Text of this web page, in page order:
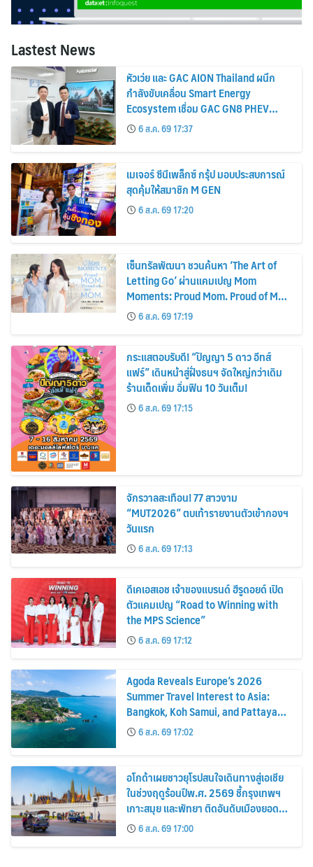
Lastest News
หัวเว่ย และ GAC AION Thailand ผนึก
กำลังขับเคลื่อน Smart Energy
Ecosystem เชื่อม GAC GN8 PHEV
รถยนต์ MPV ระดับพรีเมียม เข้ากับ
พลังงานแสงอาทิตย์ภายในบ้าน
6 ส.ค. 69 17:37
เมเจอร์ ซีนีเพล็กซ์ กรุ้ป มอบประสบการณ์
สุดคุ้มให้สมาชิก M GEN
6 ส.ค. 69 17:20
เซ็นทรัลพัฒนา ชวนค้นหา ‘The Art of
Letting Go’ ผ่านแคมเปญ Mom
Moments: Proud Mom. Proud of My
Mom.6 ส.ค. 69 17:19
กระแสตอบรับดี! “ปัญญา 5 ดาว อีทส์
แฟร์” เดินหน้าสู่ฝั่งธนฯ จัดใหญ่กว่าเดิม
ร้านเด็ดเพิ่ม อิ่มฟิน 10 วันเต็ม!
6 ส.ค. 69 17:15
จักรวาลสะเทือน! 77 สาวงาม
“MUT2026” ตบเท้ารายงานตัวเข้ากองฯ
วันแรก
6 ส.ค. 69 17:13
ดีเคเอสเอช เจ้าของแบรนด์ ฮีรูดอยด์ เปิด
ตัวแคมเปญ “Road to Winning with
the MPS Science”
6 ส.ค. 69 17:12
Agoda Reveals Europe’s 2026
Summer Travel Interest to Asia:
Bangkok, Koh Samui, and Pattaya
Among the Top Cities
6 ส.ค. 69 17:02
อโกด้าเผยชาวยุโรปสนใจเดินทางสู่เอเชีย
ในช่วงฤดูร้อนปีพ.ศ. 2569 ชี้กรุงเทพฯ
เกาะสมุย และพัทยา ติดอันดับเมืองยอด
นิยม6 ส.ค. 69 17:00